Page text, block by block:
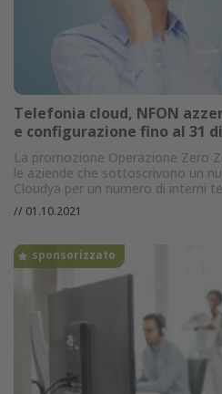
Telefonia cloud, NFON
e configurazione fino al 31
La promozione Operazione Zero
le aziende che sottoscrivono un
Cloudya per un numero di interni
// 01.10.2021